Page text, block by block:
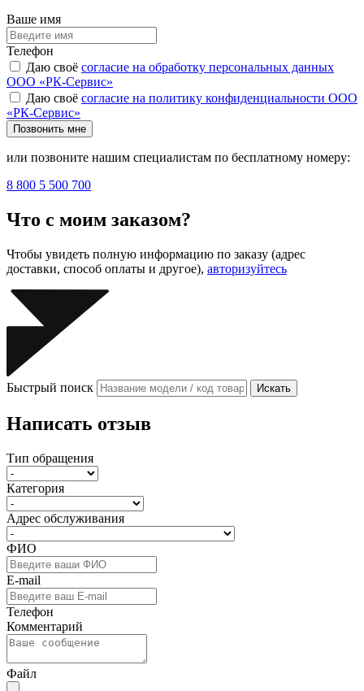
Ваше имя
Телефон
Даю своё согласие на обработку персональных данных
ООО «РК-Сервис»
Даю своё согласие на политику конфиденциальности ООО
«РК-Сервис»
Позвонить мне
или позвоните нашим специалистам по бесплатному номеру:
8 800 5 500 700
Что с моим заказом?
Чтобы увидеть полную информацию по заказу (адрес
доставки, способ оплаты и другое), авторизуйтесь
Быстрый поиск Искать
Написать отзыв
Тип обращения
Категория
Адрес обслуживания
ФИО
E-mail
Телефон
Комментарий
Файл